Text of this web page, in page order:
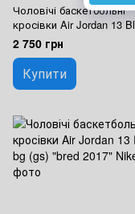
Чоловічі баскетбольні
кросівки Air Jordan 13
White Gum GG Nike
2 750 грн
Купити